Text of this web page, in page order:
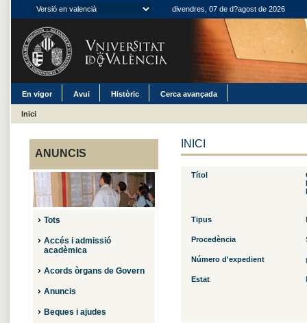
divendres, 07 de d?agost de 2026
En vigor Avui Històric Cerca avançada
Inici
ANUNCIS
Tots
Accés i admissió
acadèmica
Acords òrgans de Govern
Anuncis
Beques i ajudes
INICI
Títol
Tipus
Procedència
Número d'expedient
Estat